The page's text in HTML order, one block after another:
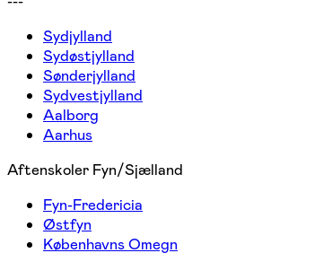
Sydjylland
Sydøstjylland
Sønderjylland
Sydvestjylland
Aalborg
Aarhus
Aftenskoler Fyn/Sjælland
Fyn-Fredericia
Østfyn
Københavns Omegn